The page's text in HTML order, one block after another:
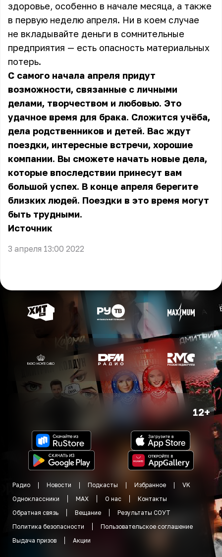
здоровье, особенно в начале месяца, а также
в первую неделю апреля. Ни в коем случае
не вкладывайте деньги в сомнительные
предприятия — есть опасность материальных
потерь.
С самого начала апреля придут
возможности, связанные с личными
делами, творчеством и любовью. Это
удачное время для брака. Сложится учёба,
дела родственников и детей. Вас ждут
поездки, интересные встречи, хорошие
компании. Вы сможете начать новые дела,
которые впоследствии принесут вам
большой успех. В конце апреля берегите
близких людей. Поездки в это время могут
быть трудными.
Источник
3 апреля 13:00 2022
12+
Радио Новости Подкасты Избранное
VK
Одноклассники
MAX О нас
Контакты
Обратная связь
Вещание
Результаты СОУТ
Политика безопасности
Пользовательское соглашение
Выдача призов
Акции